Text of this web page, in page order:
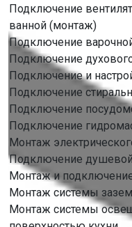
Подключение
ванной (монтаж)
Подключение
Подключение
Подключение и
Подключение
Подключение
Подключение
Монтаж
Подключение
Монтаж и
Монтаж системы
Монтаж системы